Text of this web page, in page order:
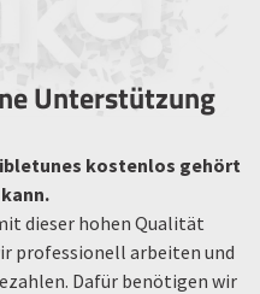
Unterstützung
kostenlos gehört
dieser hohen Qualität
professionell arbeiten und
Dafür benötigen wir